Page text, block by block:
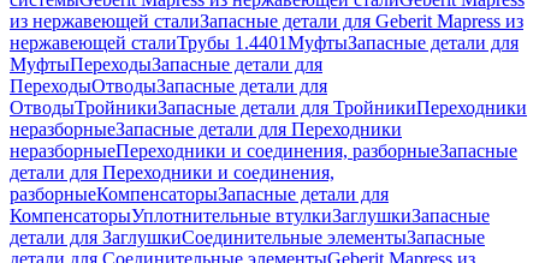
из нержавеющей сталиЗапасные детали для Geberit Mapress из
нержавеющей сталиТрубы 1.4401МуфтыЗапасные детали для
МуфтыПереходыЗапасные детали для
ПереходыОтводыЗапасные детали для
ОтводыТройникиЗапасные детали для ТройникиПереходники
неразборныеЗапасные детали для Переходники
неразборныеПереходники и соединения, разборныеЗапасные
детали для Переходники и соединения,
разборныеКомпенсаторыЗапасные детали для
КомпенсаторыУплотнительные втулкиЗаглушкиЗапасные
детали для ЗаглушкиСоединительные элементыЗапасные
детали для Соединительные элементыGeberit Mapress из